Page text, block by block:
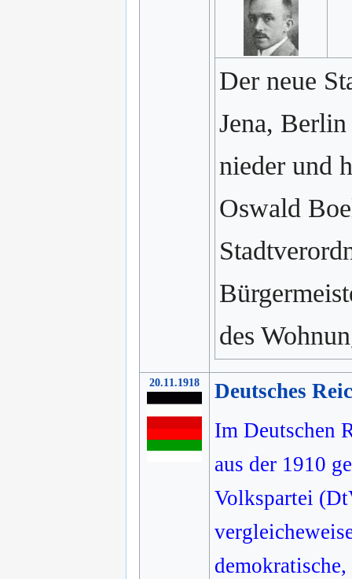
Der neue
Jena,
nieder und
Oswald
des
20.11.1918
Deutsches
Im Deutschen
aus der 1910
Volkspartei